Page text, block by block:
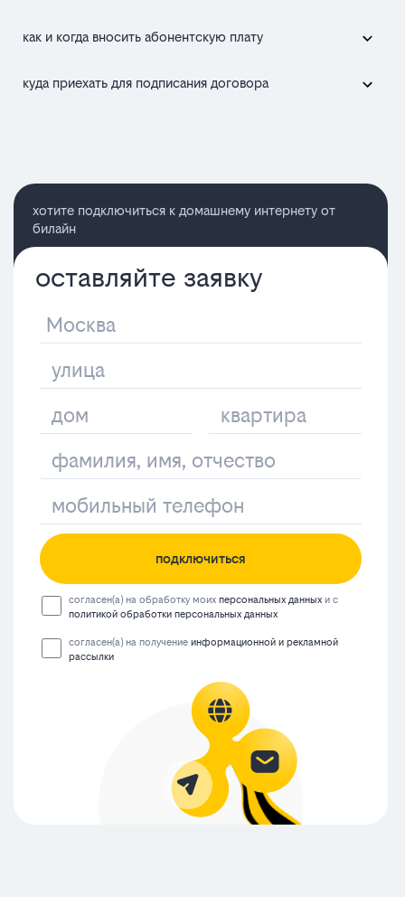
как и когда вносить абонентскую плату
куда приехать для подписания договора
хотите подключиться к домашнему интернету от
билайн
оставляйте заявку
подключиться
согласен(а) на обработку моихперсональных данных и с
политикой обработки персональных данных
согласен(а) на получениеинформационной и рекламной
рассылки